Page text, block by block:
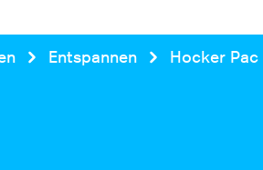
Entspannen Hocker Pac